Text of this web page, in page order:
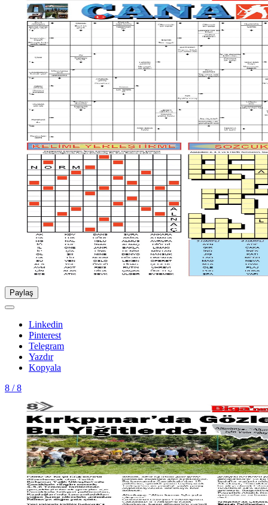
Paylaş
Linkedin
Pinterest
Telegram
Yazdır
Kopyala
8 / 8